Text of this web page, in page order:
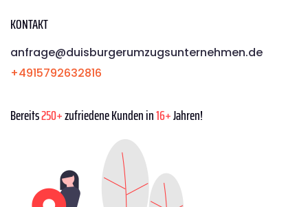
KONTAKT
anfrage@duisburgerumzugsunternehmen.de
+4915792632816
Bereits250+zufriedene Kunden in16+Jahren!